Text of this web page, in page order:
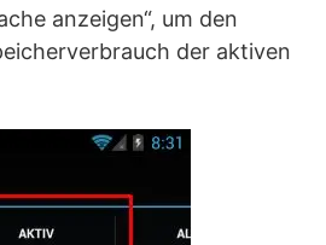
anzeigen“, um den
der aktiven